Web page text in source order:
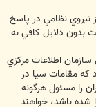
نيروي نظامي در پاسخ
بدون دلايل كافي به
اطلاعات مركزي
كه مقامات سيا در
را مسئول هرگونه
شده باشد، خواهند